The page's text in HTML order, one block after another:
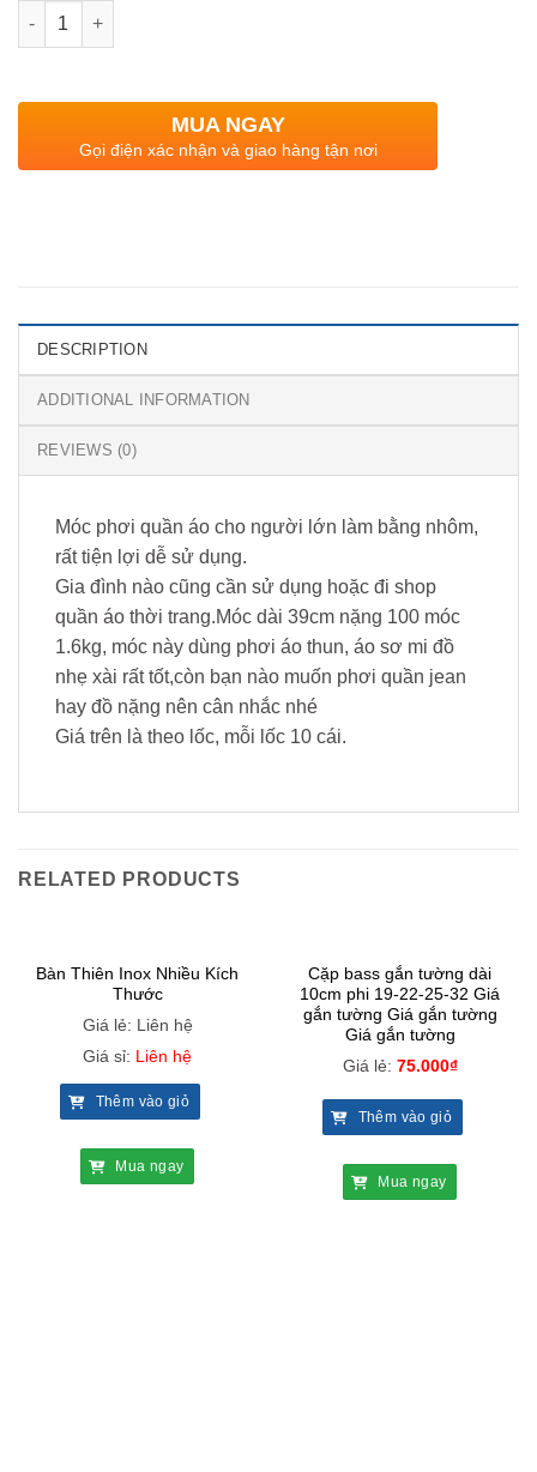
Quantity
MUA NGAY
Gọi điện xác nhận và giao hàng tận nơi
DESCRIPTION
ADDITIONAL INFORMATION
REVIEWS (0)
Móc phơi quần áo cho người lớn làm bằng nhôm,
rất tiện lợi dễ sử dụng.
Gia đình nào cũng cần sử dụng hoặc đi shop
quần áo thời trang.Móc dài 39cm nặng 100 móc
1.6kg, móc này dùng phơi áo thun, áo sơ mi đồ
nhẹ xài rất tốt,còn bạn nào muốn phơi quần jean
hay đồ nặng nên cân nhắc nhé
Giá trên là theo lốc, mỗi lốc 10 cái.
RELATED PRODUCTS
Bàn Thiên Inox Nhiều Kích
Thước
Giá lẻ: Liên hệ
Giá sỉ: Liên hệ
Thêm vào giỏ
Mua ngay
Cặp bass gắn tường dài
10cm phi 19-22-25-32 Giá
gắn tường Giá gắn tường
Giá gắn tường
Giá lẻ: 75.000₫
Thêm vào giỏ
Mua ngay